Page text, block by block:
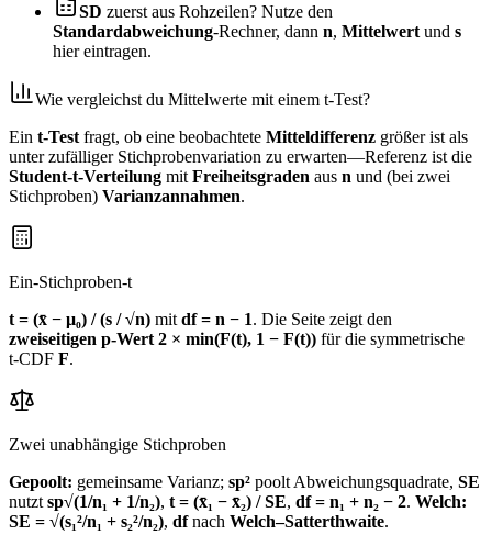
SD zuerst aus Rohzeilen? Nutze den
Standardabweichung‑Rechner, dann n, Mittelwert und s
hier eintragen.
Wie vergleichst du Mittelwerte mit einem t‑Test?
Ein t‑Test fragt, ob eine beobachtete Mitteldifferenz größer ist als
unter zufälliger Stichprobenvariation zu erwarten—Referenz ist die
Student‑t‑Verteilung mit Freiheitsgraden aus n und (bei zwei
Stichproben) Varianzannahmen.
Ein‑Stichproben‑t
t = (x̄ − μ₀) / (s / √n) mit df = n − 1. Die Seite zeigt den
zweiseitigen p‑Wert 2 × min(F(t), 1 − F(t)) für die symmetrische
t‑CDF F.
Zwei unabhängige Stichproben
Gepoolt: gemeinsame Varianz; sp² poolt Abweichungsquadrate, SE
nutzt sp√(1/n₁ + 1/n₂), t = (x̄₁ − x̄₂) / SE, df = n₁ + n₂ − 2. Welch:
SE = √(s₁²/n₁ + s₂²/n₂), dfnach Welch–Satterthwaite.